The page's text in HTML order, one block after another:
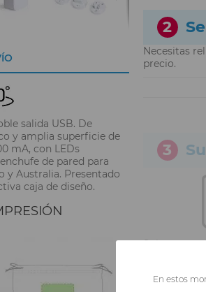
salida USB. De
y amplia superficie de
mA, con LEDs
de pared para
y Australia. Presentado
caja de diseño.
2
Necesitas
precio.
3
Sube tu
Subir
GRATIS
En estos